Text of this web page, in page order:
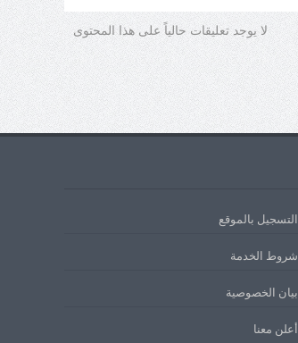
لا يوجد تعليقات حالياً على هذا المحتوى
التسجيل بالموقع
شروط الخدمة
بيان الخصوصية
أعلن معنا